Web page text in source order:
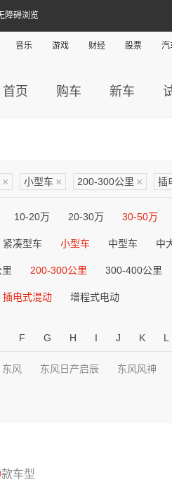
障碍浏览
音乐 游戏 财经 股票 汽
首页 购车 新车
× 小型车 × 200-300公里 × 插
10-20万 20-30万 30-50万
紧凑型车 小型车 中型车 中
200-300公里 300-400公里
插电式混动 增程式电动
F G H I J K L
东风 东风日产启辰 东风风神
款车型